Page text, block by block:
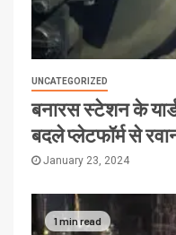
UNCATEGORIZED
बनारस स्टेशन के
बदले प्लेटफॉर्म से
January 23, 2024
1 min read